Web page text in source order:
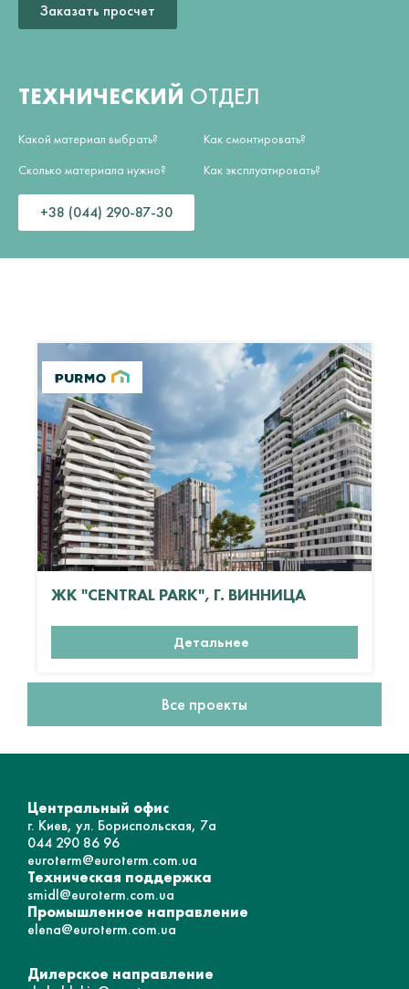
Заказать просчет
ТЕХНИЧЕСКИЙ ОТДЕЛ
Какой материал выбрать?
Сколько материала нужно?
Как смонтировать?
Как эксплуатировать?
+38 (044) 290-87-30
ЖК "CENTRAL PARK", Г. ВИННИЦА
Детальнее
Все проекты
Центральный офис
г. Киев, ул. Бориспольская, 7а
044 290 86 96
euroterm@euroterm.com.ua
Техническая поддержка
smidl@euroterm.com.ua
Промышленное направление
elena@euroterm.com.ua
Дилерское направление